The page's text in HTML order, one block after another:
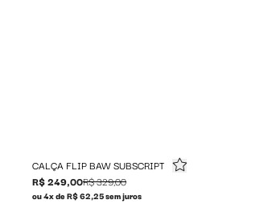
CALÇA FLIP BAW SUBSCRIPT
R$ 249,00R$ 329,00
ou 4x de R$ 62,25 sem juros